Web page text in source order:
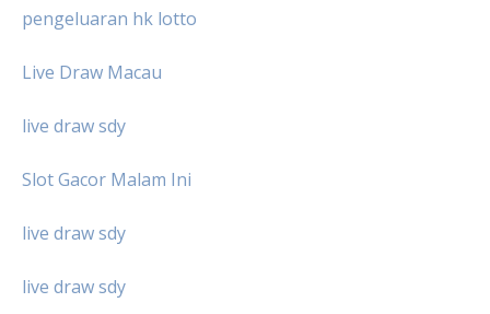
pengeluaran hk lotto
Live Draw Macau
live draw sdy
Slot Gacor Malam Ini
live draw sdy
live draw sdy